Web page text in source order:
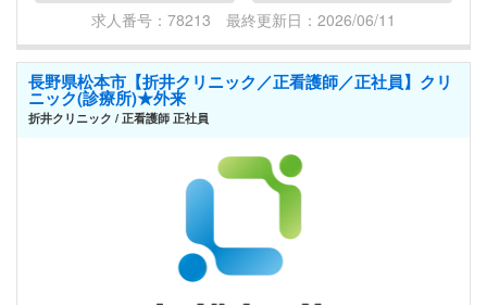
求人番号：78213 最終更新日：2026/06/11
長野県松本市【折井クリニック／正看護師／正社員】クリ
ニック(診療所)★外来
折井クリニック / 正看護師 正社員